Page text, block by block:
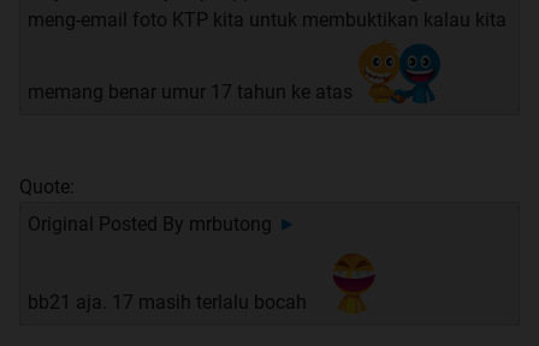
meng-email foto KTP kita untuk membuktikan kalau kita
memang benar umur 17 tahun ke atas
Quote:
Original Posted By mrbutong ►
bb21 aja. 17 masih terlalu bocah